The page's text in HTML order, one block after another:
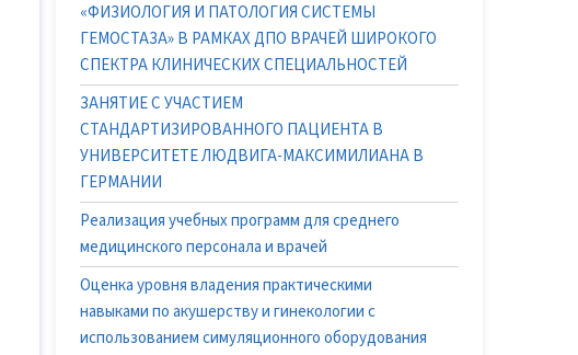
«ФИЗИОЛОГИЯ И ПАТОЛОГИЯ СИСТЕМЫ
ГЕМОСТАЗА» В РАМКАХ ДПО ВРАЧЕЙ ШИРОКОГО
СПЕКТРА КЛИНИЧЕСКИХ СПЕЦИАЛЬНОСТЕЙ
ЗАНЯТИЕ С УЧАСТИЕМ
СТАНДАРТИЗИРОВАННОГО ПАЦИЕНТА В
УНИВЕРСИТЕТЕ ЛЮДВИГА-МАКСИМИЛИАНА В
ГЕРМАНИИ
Реализация учебных программ для среднего
медицинского персонала и врачей
Оценка уровня владения практическими
навыками по акушерству и гинекологии с
использованием симуляционного оборудования